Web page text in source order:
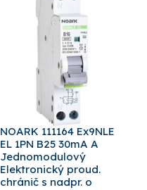
NOARK 111164 Ex9NLE
EL 1PN B25 30mA A
Jednomodulový
Elektronický proud.
chránič s nadpr. o